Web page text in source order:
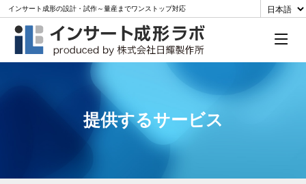
インサート成形の設計・試作～量産までワンストップ対応
提供するサービス